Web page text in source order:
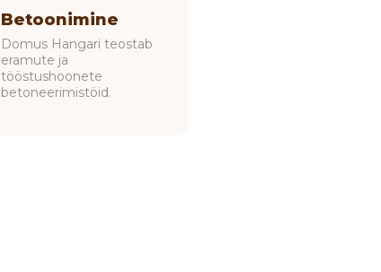
Betoonimine
Domus Hangari teostab
eramute ja
tööstushoonete
betoneerimistöid.